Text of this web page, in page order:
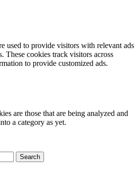
used to provide visitors with relevant ads
These cookies track visitors across
to provide customized ads.
are those that are being analyzed and
a category as yet.
Search